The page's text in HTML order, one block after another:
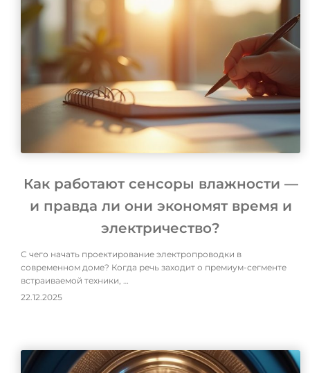
Как работают сенсоры влажности —
и правда ли они экономят время и
электричество?
С чего начать проектирование электропроводки в
современном доме? Когда речь заходит о премиум-сегменте
встраиваемой техники, …
22.12.2025